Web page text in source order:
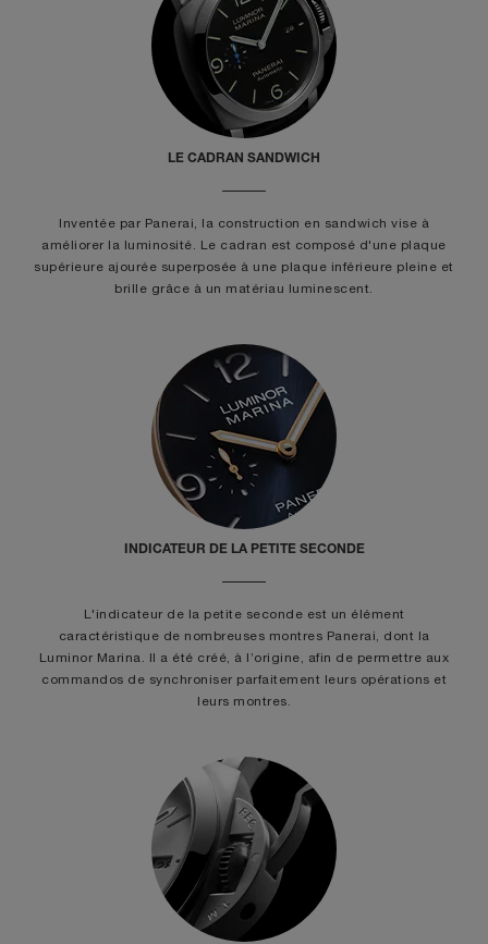
LE CADRAN SANDWICH
Inventée par Panerai, la construction en sandwich vise à
améliorer la luminosité. Le cadran est composé d'une plaque
supérieure ajourée superposée à une plaque inférieure pleine et
brille grâce à un matériau luminescent.
INDICATEUR DE LA PETITE SECONDE
L'indicateur de la petite seconde est un élément
caractéristique de nombreuses montres Panerai, dont la
Luminor Marina. Il a été créé, à l’origine, afin de permettre aux
commandos de synchroniser parfaitement leurs opérations et
leurs montres.